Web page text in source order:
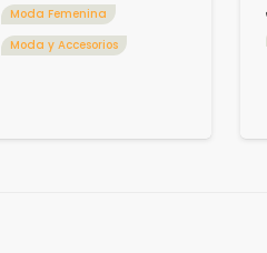
Moda Femenina
Moda y Accesorios